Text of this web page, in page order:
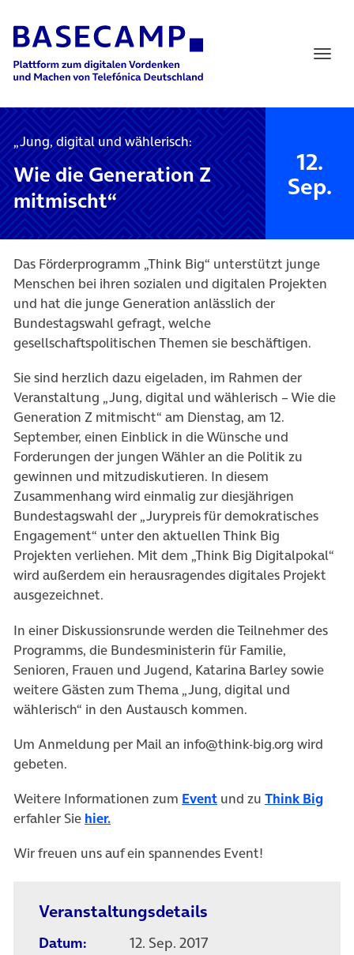
Main Navigation
„Jung, digital und wählerisch:
Wie die Generation Z
mitmischt“
12.
Sep.
Das Förderprogramm „Think Big“ unterstützt junge
Menschen bei ihren sozialen und digitalen Projekten
und hat die junge Generation anlässlich der
Bundestagswahl gefragt, welche
gesellschaftspolitischen Themen sie beschäftigen.
Sie sind herzlich dazu eigeladen, im Rahmen der
Veranstaltung „Jung, digital und wählerisch – Wie die
Generation Z mitmischt“ am Dienstag, am 12.
September, einen Einblick in die Wünsche und
Forderungen der jungen Wähler an die Politik zu
gewinnen und mitzudiskutieren. In diesem
Zusammenhang wird einmalig zur diesjährigen
Bundestagswahl der „Jurypreis für demokratisches
Engagement“ unter den aktuellen Think Big
Projekten verliehen. Mit dem „Think Big Digitalpokal“
wird außerdem ein herausragendes digitales Projekt
ausgezeichnet.
In einer Diskussionsrunde werden die Teilnehmer des
Programms, die Bundesministerin für Familie,
Senioren, Frauen und Jugend, Katarina Barley sowie
weitere Gästen zum Thema „Jung, digital und
wählerisch“ in den Austausch kommen.
Um Anmeldung per Mail an info@think-big.org wird
gebeten.
Weitere Informationen zum Event und zu Think Big
erfahler Sie hier.
Wir freuen uns auf ein spannendes Event!
Veranstaltungsdetails
Datum:
12. Sep. 2017